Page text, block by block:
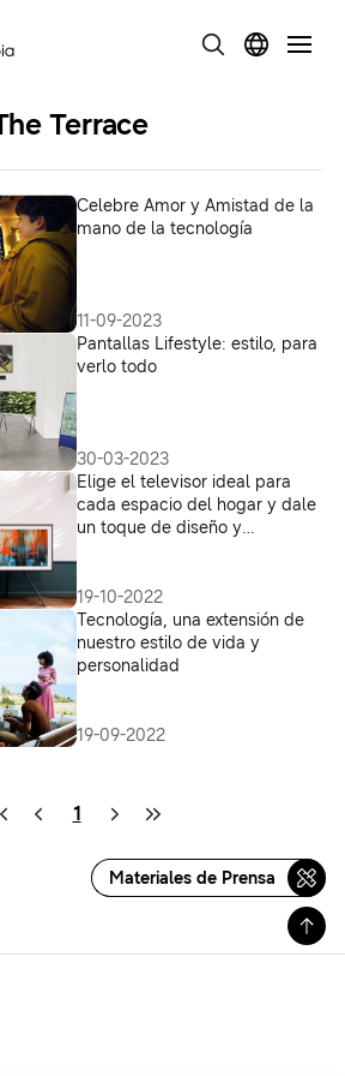
Terrace
Celebre Amor y Amistad de la
mano de la tecnología
11-09-2023
Pantallas Lifestyle: estilo, para
verlo todo
30-03-2023
Elige el televisor ideal para
cada espacio del hogar y dale
un toque de diseño y
19-10-2022
Tecnología, una extensión de
nuestro estilo de vida y
personalidad
19-09-2022
1
Materiales de Prensa